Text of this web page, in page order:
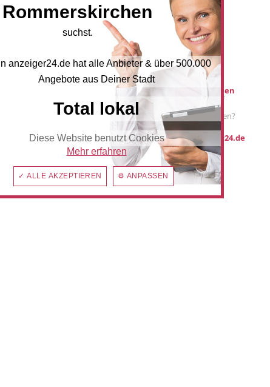
NEWSLETTER BESTELLEN
Mediadaten
Werbung buchen
Sie möchten auf
anzeiger24.de
Werbung schalten?
post@anzeiger24.de
Rommerskirchen
suchst.
anzeiger24.de hat alle Anbieter & über 500.000
Angebote aus Deiner Stadt
Total lokal
Diese Website benutzt Cookies
Mehr erfahren
✓ ALLE AKZEPTIEREN ⚙ ANPASSEN